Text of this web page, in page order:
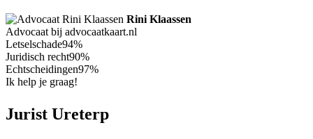
Rini Klaassen
Advocaat bij advocaatkaart.nl
Letselschade94%
Juridisch recht90%
Echtscheidingen97%
Ik help je graag!
Jurist Ureterp